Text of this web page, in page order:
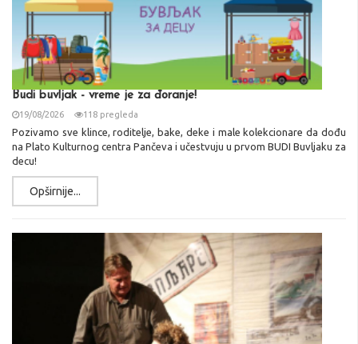
Budi buvljak - vreme je za đoranje!
19/08/2026 118 pregleda
Pozivamo sve klince, roditelje, bake, deke i male kolekcionare da dođu
na Plato Kulturnog centra Pančeva i učestvuju u prvom BUDI Buvljaku za
decu!
Opširnije...